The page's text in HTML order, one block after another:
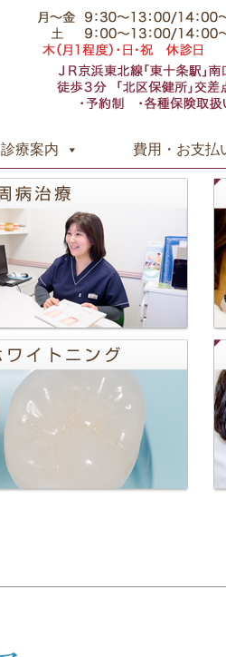
コ
ン
テ
ン
へ
キ
ッ
プ
診療案内 費用・お支払